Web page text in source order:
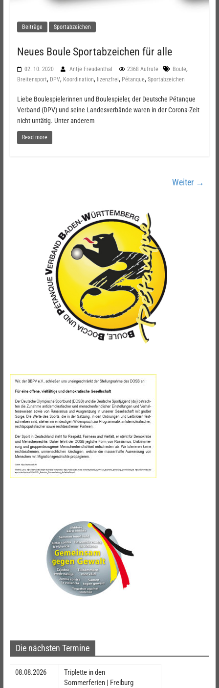
Beiträge Sportabzeichen
Neues Boule Sportabzeichen für alle
02. 10. 2020 Antje Freudenthal 2368 Aufrufe Boule,
Breitensport, DPV, Koordination, lizenzfrei, Pétanque, Sportabzeichen
Liebe Boulespielerinnen und Boulespieler, der Deutsche Pétanque
Verband (DPV) und seine Landesverbände waren in der Corona-Zeit
nicht untätig. Unter anderem
Read more
Weiter →
Die nächsten Termine
08.08.2026
Triplette in den
Sommerferien | Freiburg